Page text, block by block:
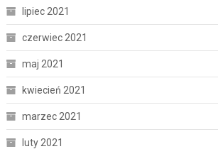
lipiec 2021
czerwiec 2021
maj 2021
kwiecień 2021
marzec 2021
luty 2021